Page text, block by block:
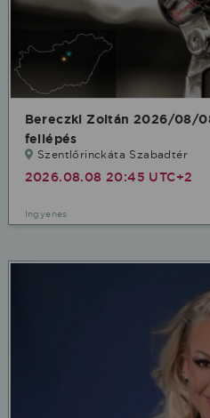
Bereczki Zoltán 2026/08/
fellépés
Szentlőrinckáta Szabadtér
2026.08.08 20:45 UTC+2
Ingyenes